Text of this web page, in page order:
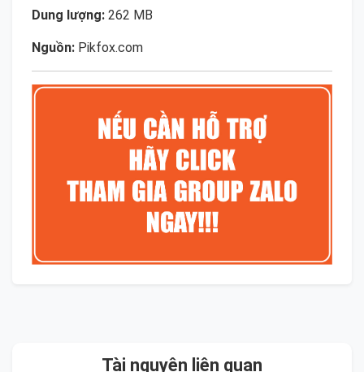
Dung lượng: 262 MB
Nguồn: Pikfox.com
Tài nguyên liên quan